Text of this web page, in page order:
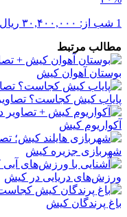
1 شب از: ۳۰,۴۰۰,۰۰۰ ریال
مطالب مرتبط
بوستان آهوان کیش
پایاب کیش کجاست؟
آکواریوم کیش
شهربازی جزیره کیش
ورزش‌های دریایی در کیش
باغ پرندگان کیش